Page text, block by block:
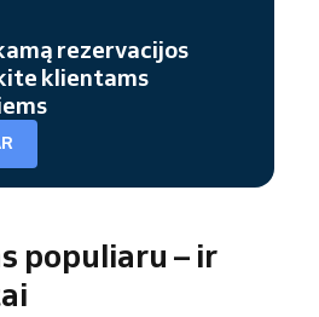
rezervacijos
klientams
populiaru – ir